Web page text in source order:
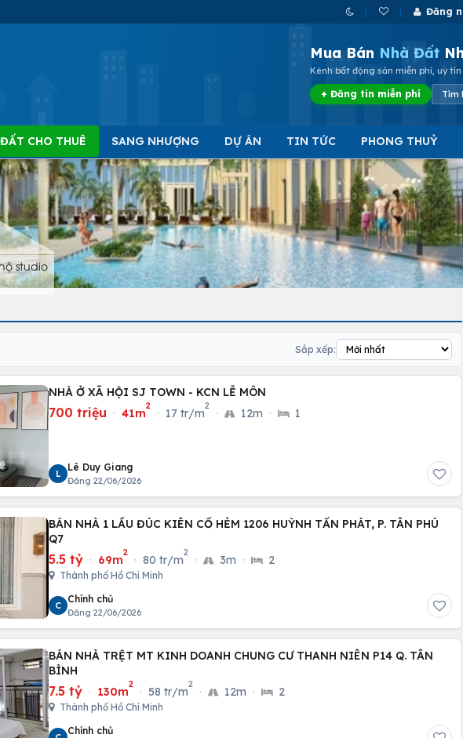
Đăng
Mua Bán Nhà Đất
Kênh bất động sản miễn phí, uy tín
+ Đăng tin miễn phí Tìm
CHO THUÊ SANG NHƯỢNG DỰ ÁN TIN TỨC PHONG THUỶ
studio
Sắp xếp:
NHÀ Ở XÃ HỘI SJ TOWN - KCN LỄ MÔN
700 triệu · 41m
2
· 17 tr/m
2
· 12m · 1
L
Lê Duy Giang
Đăng 22/06/2026
BÁN NHÀ 1 LẦU ĐÚC KIÊN CỐ HẺM 1206 HUỲNH TẤN PHÁT, P. TÂN PHÚ
Q7
5.5 tỷ · 69m
2
· 80 tr/m
2
· 3m · 2
Thành phố Hồ Chí Minh
C
Chính chủ
Đăng 22/06/2026
BÁN NHÀ TRỆT MT KINH DOANH CHUNG CƯ THANH NIÊN P14 Q. TÂN
BÌNH
7.5 tỷ · 130m
2
· 58 tr/m
2
· 12m · 2
Thành phố Hồ Chí Minh
Chính chủ